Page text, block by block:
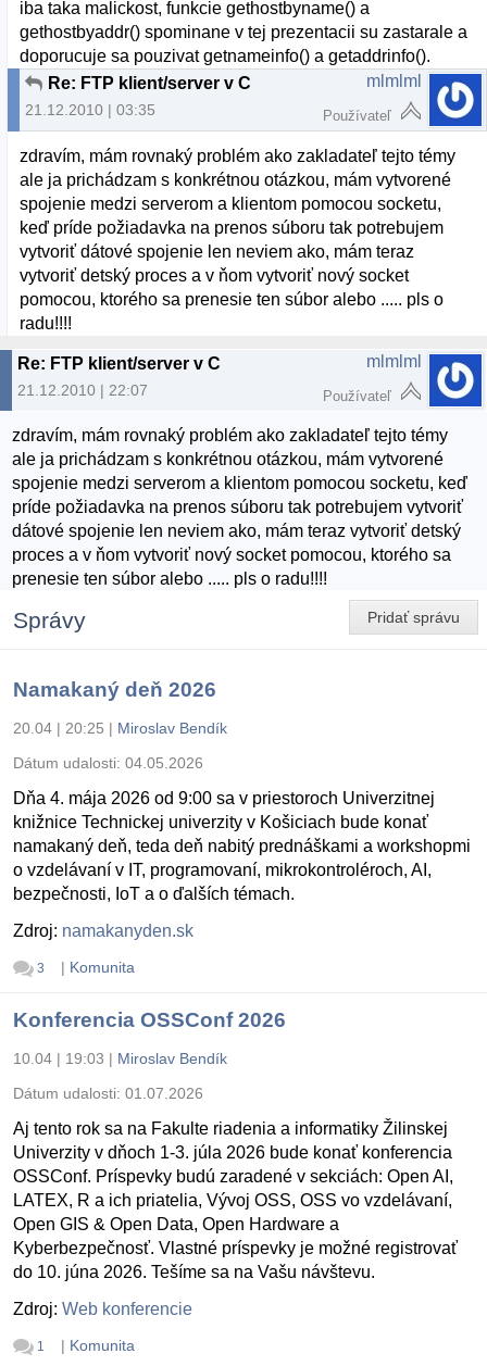
iba taka malickost, funkcie gethostbyname() a
gethostbyaddr() spominane v tej prezentacii su zastarale a
doporucuje sa pouzivat getnameinfo() a getaddrinfo().
Re: FTP klient/server v C
21.12.2010 | 03:35
mlmlml
Používateľ
zdravím, mám rovnaký problém ako zakladateľ tejto témy
ale ja prichádzam s konkrétnou otázkou, mám vytvorené
spojenie medzi serverom a klientom pomocou socketu,
keď príde požiadavka na prenos súboru tak potrebujem
vytvoriť dátové spojenie len neviem ako, mám teraz
vytvoriť detský proces a v ňom vytvoriť nový socket
pomocou, ktorého sa prenesie ten súbor alebo ..... pls o
radu!!!!
Re: FTP klient/server v C
21.12.2010 | 22:07
mlmlml
Používateľ
zdravím, mám rovnaký problém ako zakladateľ tejto témy
ale ja prichádzam s konkrétnou otázkou, mám vytvorené
spojenie medzi serverom a klientom pomocou socketu, keď
príde požiadavka na prenos súboru tak potrebujem vytvoriť
dátové spojenie len neviem ako, mám teraz vytvoriť detský
proces a v ňom vytvoriť nový socket pomocou, ktorého sa
prenesie ten súbor alebo ..... pls o radu!!!!
Pridať správu
Správy
Namakaný deň 2026
20.04 | 20:25 | Miroslav Bendík
Dátum udalosti: 04.05.2026
Dňa 4. mája 2026 od 9:00 sa v priestoroch Univerzitnej
knižnice Technickej univerzity v Košiciach bude konať
namakaný deň, teda deň nabitý prednáškami a workshopmi
o vzdelávaní v IT, programovaní, mikrokontroléroch, AI,
bezpečnosti, IoT a o ďalších témach.
Zdroj: namakanyden.sk
3 | Komunita
Konferencia OSSConf 2026
10.04 | 19:03 | Miroslav Bendík
Dátum udalosti: 01.07.2026
Aj tento rok sa na Fakulte riadenia a informatiky Žilinskej
Univerzity v dňoch 1-3. júla 2026 bude konať konferencia
OSSConf. Príspevky budú zaradené v sekciách: Open AI,
LATEX, R a ich priatelia, Vývoj OSS, OSS vo vzdelávaní,
Open GIS & Open Data, Open Hardware a
Kyberbezpečnosť. Vlastné príspevky je možné registrovať
do 10. júna 2026. Tešíme sa na Vašu návštevu.
Zdroj: Web konferencie
1 | Komunita